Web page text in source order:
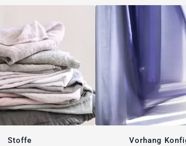
Stoffe Vorhang